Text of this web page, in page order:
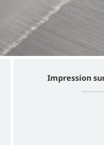
Impression